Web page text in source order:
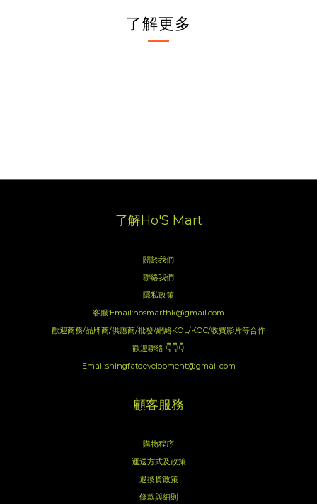
了解更多
了解Ho'S Mart
關於我們
聯絡我們
隱私政策
客服:Email:hosmarthk@gmail.com
歡迎商務/品牌商/供應商/批發/網絡KOL/KOC/收費影片等合作
歡迎聯絡 👇👇👇
Email:shingfatdevelopment@gmail.com
顧客服務
購物程序
運送方式及政策
退換貨政策
條款與細則